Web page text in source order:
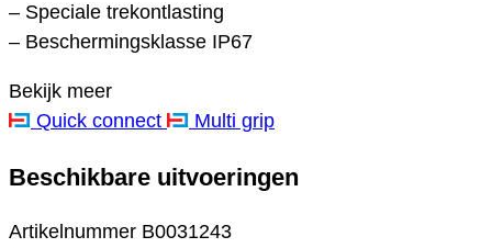
– Speciale trekontlasting
– Beschermingsklasse IP67
Bekijk meer
Quick connect
Multi grip
Beschikbare uitvoeringen
Artikelnummer B0031243